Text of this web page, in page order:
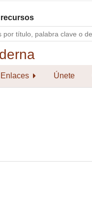
Enlaces Únete